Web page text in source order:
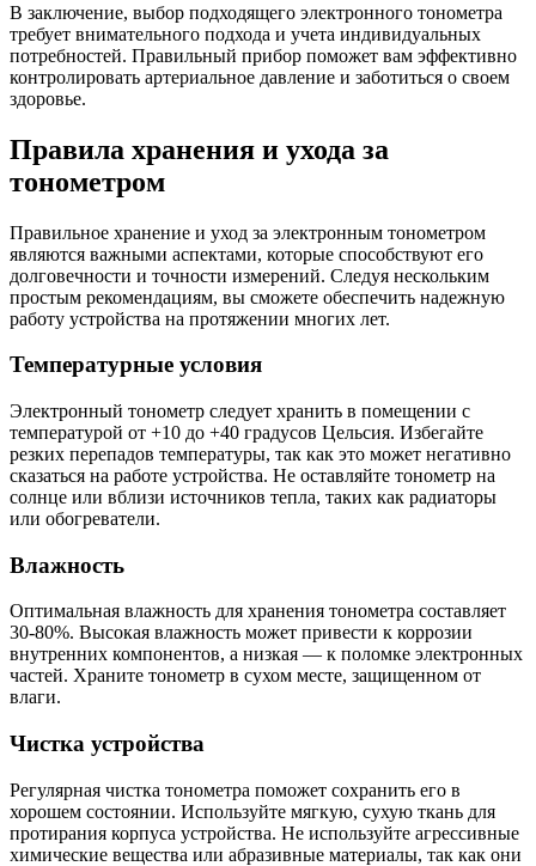
В заключение, выбор подходящего электронного тонометра
требует внимательного подхода и учета индивидуальных
потребностей. Правильный прибор поможет вам эффективно
контролировать артериальное давление и заботиться о своем
здоровье.
Правила хранения и ухода за
тонометром
Правильное хранение и уход за электронным тонометром
являются важными аспектами, которые способствуют его
долговечности и точности измерений. Следуя нескольким
простым рекомендациям, вы сможете обеспечить надежную
работу устройства на протяжении многих лет.
Температурные условия
Электронный тонометр следует хранить в помещении с
температурой от +10 до +40 градусов Цельсия. Избегайте
резких перепадов температуры, так как это может негативно
сказаться на работе устройства. Не оставляйте тонометр на
солнце или вблизи источников тепла, таких как радиаторы
или обогреватели.
Влажность
Оптимальная влажность для хранения тонометра составляет
30-80%. Высокая влажность может привести к коррозии
внутренних компонентов, а низкая — к поломке электронных
частей. Храните тонометр в сухом месте, защищенном от
влаги.
Чистка устройства
Регулярная чистка тонометра поможет сохранить его в
хорошем состоянии. Используйте мягкую, сухую ткань для
протирания корпуса устройства. Не используйте агрессивные
химические вещества или абразивные материалы, так как они